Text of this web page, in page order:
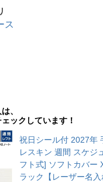
ス
、
ックしています！
祝日シール付 2027年
レスキン 週間 スケジ
フト式] ソフトカバー
ラック【レーザー名